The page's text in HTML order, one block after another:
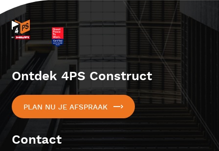
Ontdek 4PS Construct
PLAN NU JE AFSPRAAK
Contact